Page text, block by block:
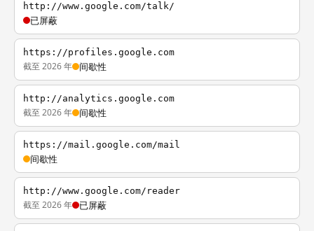
http://www.google.com/talk/
已屏蔽
https://profiles.google.com
截至 2026 年 间歇性
http://analytics.google.com
截至 2026 年 间歇性
https://mail.google.com/mail
间歇性
http://www.google.com/reader
截至 2026 年 已屏蔽